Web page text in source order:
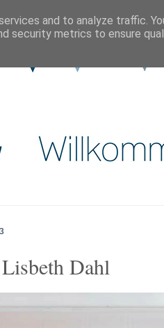
Dahl
and to analyze traffic.
security metrics to ensure